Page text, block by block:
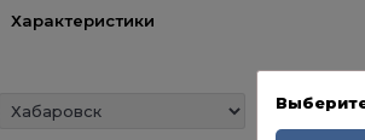
Характеристики